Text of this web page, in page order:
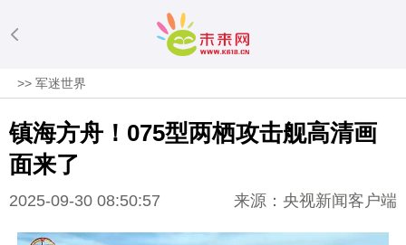
>>军迷世界
镇海方舟！075型两栖攻击舰高清画
面来了
2025-09-30 08:50:57 来源：央视新闻客户端